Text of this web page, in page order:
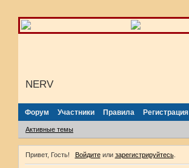
NERV
Форум Участники Правила Регистрация
Активные темы
Привет, Гость! Войдитеили зарегистрируйтесь.